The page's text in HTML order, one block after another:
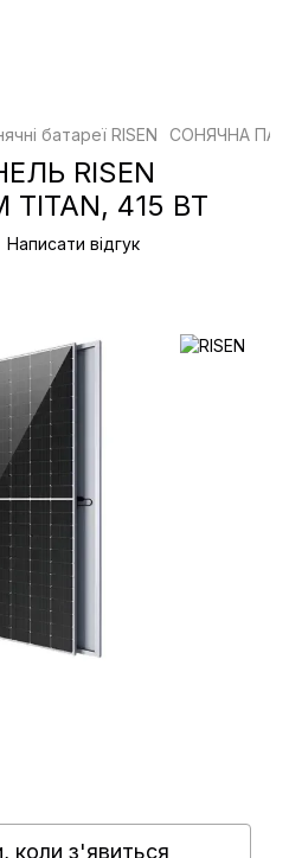
батареї RISEN СОНЯЧНА
RISEN
TITAN, 415 ВТ
Написати відгук
коли з'явиться